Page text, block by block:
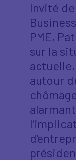
Invité
PME,
sur la
autour